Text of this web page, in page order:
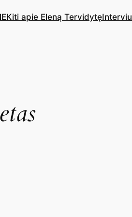
Kiti apie Eleną TervidytęInterviu